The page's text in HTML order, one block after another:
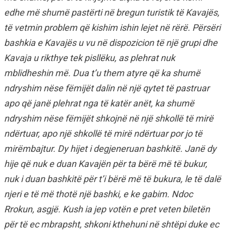
edhe më shumë pastërti në bregun turistik të Kavajës,
të vetmin problem që kishim ishin lejet në rërë. Përsëri
bashkia e Kavajës u vu në dispozicion të një grupi dhe
Kavaja u rikthye tek pisllëku, as plehrat nuk
mblidheshin më. Dua t’u them atyre që ka shumë
ndryshim nëse fëmijët dalin në një qytet të pastruar
apo që janë plehrat nga të katër anët, ka shumë
ndryshim nëse fëmijët shkojnë në një shkollë të mirë
ndërtuar, apo një shkollë të mirë ndërtuar por jo të
mirëmbajtur. Dy hijet i degjeneruan bashkitë. Janë dy
hije që nuk e duan Kavajën për ta bërë më të bukur,
nuk i duan bashkitë për t’i bërë më të bukura, le të dalë
njeri e të më thotë një bashki, e ke gabim. Ndoc
Rrokun, asgjë. Kush ia jep votën e pret veten biletën
për të ec mbrapsht, shkoni kthehuni në shtëpi duke ec